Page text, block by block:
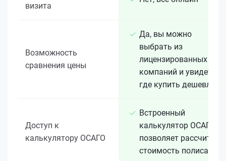
визита
Возможность
сравнения цены
Да, вы можно
выбрать из
лицензированных 15+
компаний и увидеть,
где купить дешевле
Доступ к
калькулятору ОСАГО
Встроенный
калькулятор ОСАГО
позволяет рассчитать
стоимость полиса